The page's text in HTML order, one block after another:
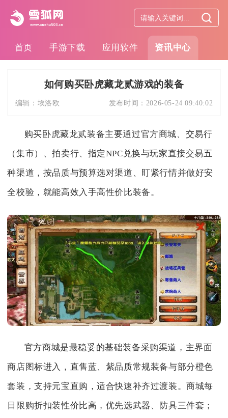
首页 手游下载 应用软件 资讯中心
如何购买卧虎藏龙贰游戏的装备
编辑： 埃洛欧 发布时间： 2026-05-24 09:40:02
购买卧虎藏龙贰装备主要通过官方商城、交易行
（集市）、拍卖行、指定NPC兑换与玩家直接交易五
种渠道，按品质与预算选对渠道、盯紧行情并做好安
全校验，就能高效入手高性价比装备。
官方商城是最稳妥的基础装备采购渠道，主界面
商店图标进入，直售蓝、紫品质常规装备与部分橙色
套装，支持元宝直购，适合快速补齐过渡装。商城每
日限购折扣装性价比高，优先选武器、防具三件套；